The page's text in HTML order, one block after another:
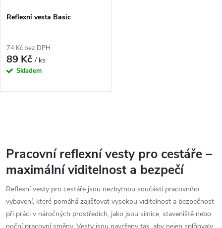
Reflexní vesta Basic
74 Kč bez DPH
89 Kč/ ks
Skladem
l
á
d
a
Pracovní reflexní vesty pro cestáře –
maximální viditelnost a bezpečí
Reflexní vesty pro cestáře jsou nezbytnou součástí pracovního
vybavení, které pomáhá zajišťovat vysokou viditelnost a bezpečnost
při práci v náročných prostředích, jako jsou silnice, staveniště nebo